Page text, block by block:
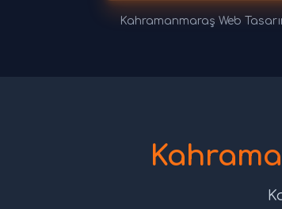
Kahramanmaraş Web